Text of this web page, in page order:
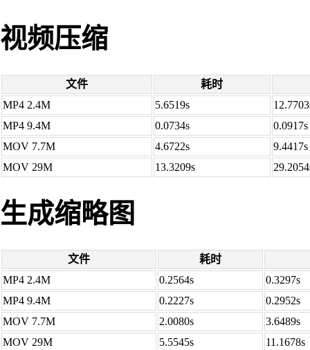
视频压缩
文件
耗时
MP4 2.4M
5.6519s
MP4 9.4M
0.0734s
0.0917s
MOV 7.7M
4.6722s
9.4417s
MOV 29M
13.3209s
生成缩略图
文件
耗时
MP4 2.4M
0.2564s
0.3297s
MP4 9.4M
0.2227s
0.2952s
MOV 7.7M
2.0080s
3.6489s
MOV 29M
5.5545s 11.1678s